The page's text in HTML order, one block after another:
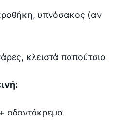
υπνόσακος (αν
κλειστά παπούτσια
οδοντόκρεμα